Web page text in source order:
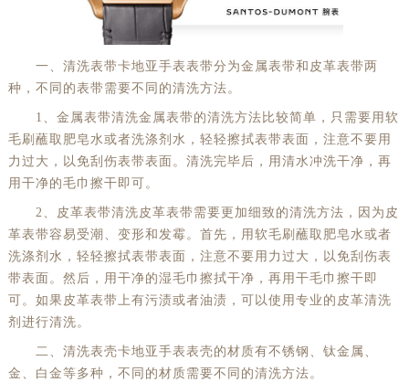
重庆市江北区观音桥步行街2号融恒时代广场9层902室（需提前预约）
太原市迎泽区迎泽街道解放路15号亨得利名表维修授权店3楼（需提前预约）
沈阳市沈河区中街路83号亨得利名表维修授权店1楼（需提前预约）
黑龙江省大庆市萨尔图区会战大街劳力士售后服务中心（需提前预约）
黑龙江省鹤岗市向阳区红军路劳力士售后服务中心（需提前预约）
黑龙江省黑河市爱辉区中央街劳力士售后服务中心（需提前预约）
一、清洗表带卡地亚手表表带分为金属表带和皮革表带两
种，不同的表带需要不同的清洗方法。
1、金属表带清洗金属表带的清洗方法比较简单，只需要用软
毛刷蘸取肥皂水或者洗涤剂水，轻轻擦拭表带表面，注意不要用
力过大，以免刮伤表带表面。清洗完毕后，用清水冲洗干净，再
用干净的毛巾擦干即可。
2、皮革表带清洗皮革表带需要更加细致的清洗方法，因为皮
革表带容易受潮、变形和发霉。首先，用软毛刷蘸取肥皂水或者
洗涤剂水，轻轻擦拭表带表面，注意不要用力过大，以免刮伤表
带表面。然后，用干净的湿毛巾擦拭干净，再用干毛巾擦干即
可。如果皮革表带上有污渍或者油渍，可以使用专业的皮革清洗
剂进行清洗。
二、清洗表壳卡地亚手表表壳的材质有不锈钢、钛金属、
金、白金等多种，不同的材质需要不同的清洗方法。